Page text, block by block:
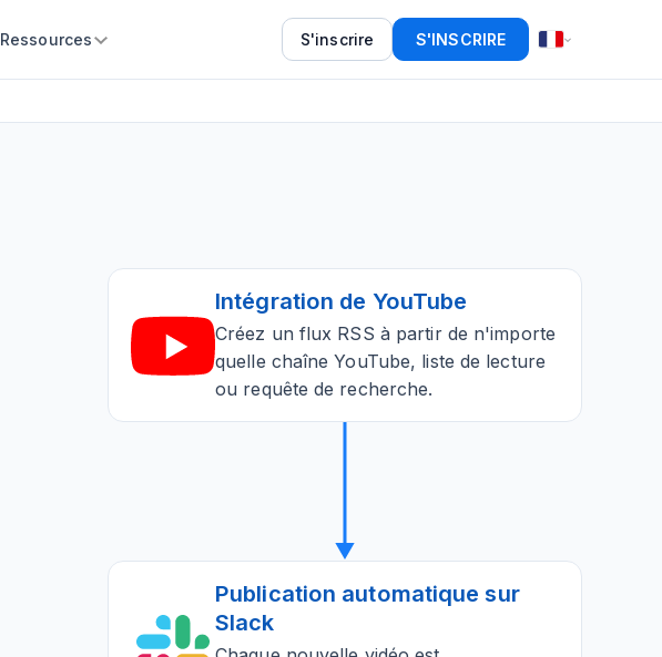
Ressources S'inscrire S'INSCRIRE
Intégration de YouTube
Créez un flux RSS à partir de n'importe
quelle chaîne YouTube, liste de lecture
ou requête de recherche.
Publication automatique sur
Slack